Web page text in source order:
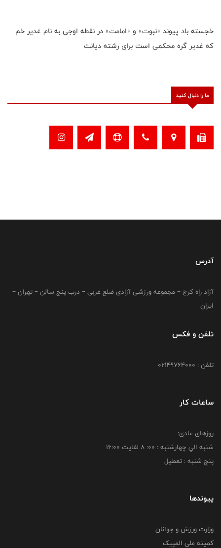
خجسته باد پیوند «نبوت» و «امامت» در نقطه اوجى به نام غدیر خم
که غدیر گره محکمى است براى رشته دیانت
ما را دنبال کنید
آدرس
آزاد راه کرج – مجموعه ورزشی آزادی ضلع غربی – درب پنج سالن – تهران –
ایران
تلفن و فکس
تلفن : 02149764000
ساعات کار
روزهای عادی:
شنبه الي چهارشنبه : 00: 8 لغايت 16:00
پنج شنبه : تعطیل
پیوندها
وزارت ورزش و جوانان
کمیته ملی المپیک